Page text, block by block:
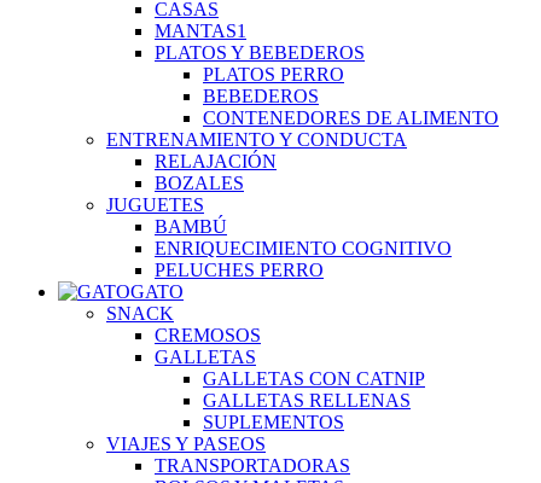
CASAS
MANTAS1
PLATOS Y BEBEDEROS
PLATOS PERRO
BEBEDEROS
CONTENEDORES DE ALIMENTO
ENTRENAMIENTO Y CONDUCTA
RELAJACIÓN
BOZALES
JUGUETES
BAMBÚ
ENRIQUECIMIENTO COGNITIVO
PELUCHES PERRO
GATO
SNACK
CREMOSOS
GALLETAS
GALLETAS CON CATNIP
GALLETAS RELLENAS
SUPLEMENTOS
VIAJES Y PASEOS
TRANSPORTADORAS